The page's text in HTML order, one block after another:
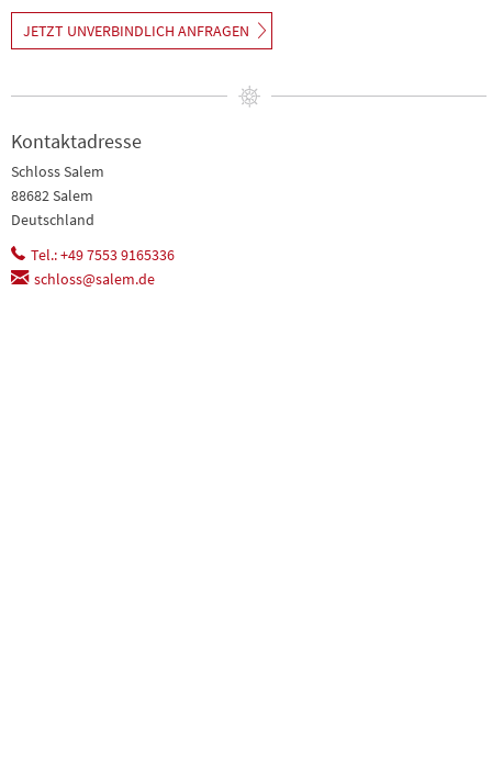
JETZT UNVERBINDLICH ANFRAGEN
Kontaktadresse
Schloss Salem
88682 Salem
Deutschland
Tel.: +49 7553 9165336
schloss@salem.de